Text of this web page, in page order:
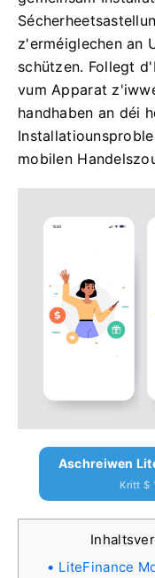
z'erméiglechen an
schützen. Follegt
vum Apparat
handhaben an déi
mobilen
Aschreiwen
Kritt $
LiteFinance